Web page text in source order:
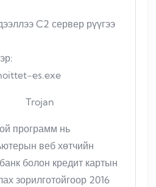
C2 сервер рүүгээ
es.exe
Trojan
программ нь
веб хөтчийн
болон кредит картын
зорилготойгоор 2016